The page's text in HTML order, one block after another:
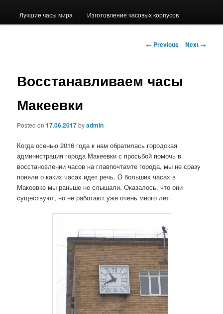
Лучшие часы мира Изготовление часовых корпусов
Post navigation
← Previous Next →
Восстанавливаем часы
Макеевки
Posted on17.06.2017byadmin
Когда осенью 2016 года к нам обратилась городская
администрация города Макеевки с просьбой помочь в
восстановлении часов на главпочтамте города, мы не сразу
поняли о каких часах идет речь. О больших часах в
Макеевке мы раньше не слышали. Оказалось, что они
существуют, но не работают уже очень много лет.